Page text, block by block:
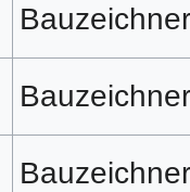
Bauzeichner
Bauzeichner
Bauzeichner